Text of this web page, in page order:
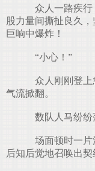
众人一路疾行
股力量间撕扯良久
巨响中爆炸！
“小心！”
众人刚刚登上
气流掀翻。
数队人马纷纷
场面顿时一片
后知后觉地召唤出契